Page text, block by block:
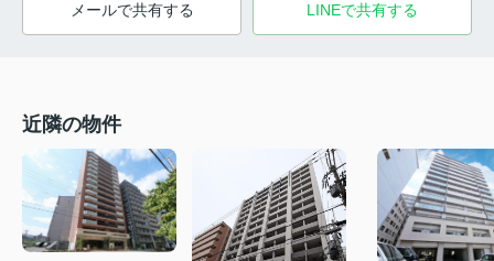
メールで共有する LINEで共有する
近隣の物件